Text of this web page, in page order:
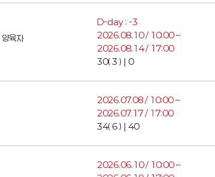
양육자
D-day : -3
2026.08.10 / 10:00 ~
2026.08.14 / 17:00
30( 3 ) | 0
2026.07.08 / 10:00 ~
2026.07.17 / 17:00
34( 6 ) | 40
2026.06.10 / 10:00 ~